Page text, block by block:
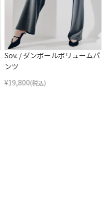
Sov. / ダンボールボリュームパ
ンツ
¥19,800(税込)